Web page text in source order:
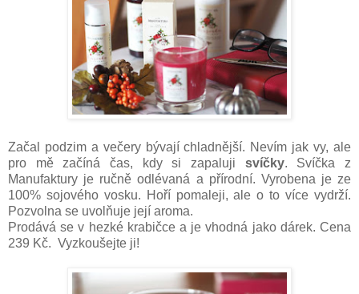
Začal podzim a večery bývají chladnější. Nevím jak vy, ale
pro mě začíná čas, kdy si zapaluji svíčky. Svíčka z
Manufaktury je ručně odlévaná a přírodní. Vyrobena je ze
100% sojového vosku. Hoří pomaleji, ale o to více vydrží.
Pozvolna se uvolňuje její aroma.
Prodává se v hezké krabičce a je vhodná jako dárek. Cena
239 Kč. Vyzkoušejte ji!